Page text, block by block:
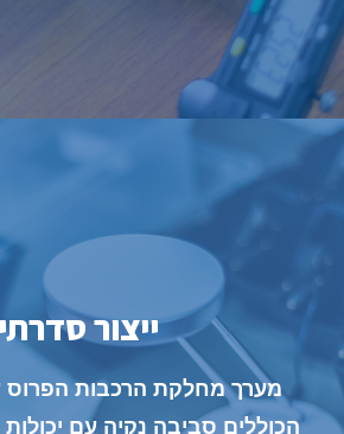
ייצור
מערך מחלקת הרכבות
הכוללים סביבה נקיה עםקרא עוד